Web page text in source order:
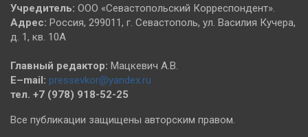
Учредитель: ООО «Севастопольский Корреспондент».
Адрес: Россия, 299011, г. Севастополь, ул. Василия Кучера,
д. 1, кв. 10А
Главный редактор: Мацкевич А.В.
E–mail: pressevkor@yandex.ru
тел. +7 (978) 918-52-25
Все публикации защищены авторским правом.